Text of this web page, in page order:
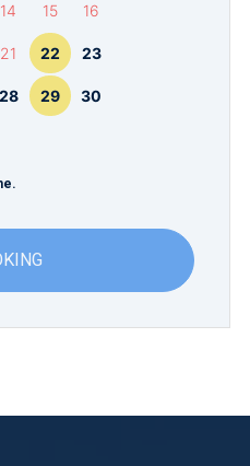
14 15 16
21 22 23
28 29 30